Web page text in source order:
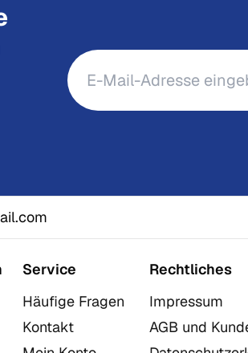
Service
Häufige Fragen
Kontakt
Rechtliches
Impressum
AGB und